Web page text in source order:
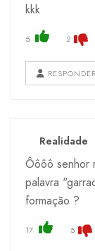
kkk
5 2
RESPONDER
Realidade
Ôôôô senhor
palavra
formação ?
17 5